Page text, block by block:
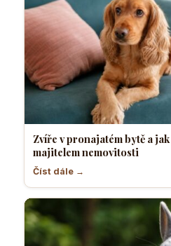
Zvíře v pronajatém bytě a
majitelem nemovitosti
Číst dále →